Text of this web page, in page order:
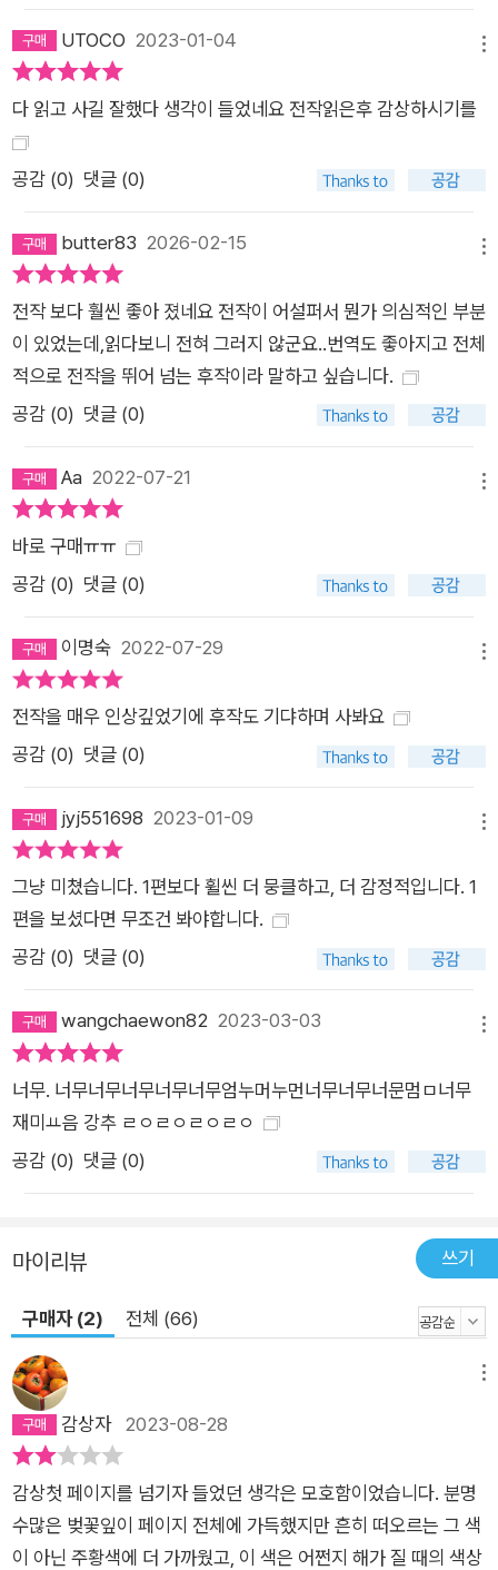
UTOCO 2023-01-04
다 읽고 사길 잘했다 생각이 들었네요 전작읽은후 감상하시기를
공감 (0) 댓글 (0)
butter83 2026-02-15
전작 보다 훨씬 좋아 졌네요 전작이 어설퍼서 뭔가 의심적인 부분
이 있었는데,읽다보니 전혀 그러지 않군요..번역도 좋아지고 전체
적으로 전작을 뛰어 넘는 후작이라 말하고 싶습니다.
공감 (0) 댓글 (0)
Aa 2022-07-21
바로 구매ㅠㅠ
공감 (0) 댓글 (0)
이명숙 2022-07-29
전작을 매우 인상깊었기에 후작도 기댜하며 사봐요
공감 (0) 댓글 (0)
jyj551698 2023-01-09
그냥 미쳤습니다. 1편보다 휠씬 더 뭉클하고, 더 감정적입니다. 1
편을 보셨다면 무조건 봐야합니다.
공감 (0) 댓글 (0)
wangchaewon82 2023-03-03
너무. 너무너무너무너무너무엄누머누먼너무너무너문멈ㅁ너무
재미ㅛ음 강추 ㄹㅇㄹㅇㄹㅇㄹㅇ
공감 (0) 댓글 (0)
마이리뷰 쓰기
구매자 (2) 전체 (66)
감상자2023-08-28
감상첫 페이지를 넘기자 들었던 생각은 모호함이었습니다. 분명
수많은 벚꽃잎이 페이지 전체에 가득했지만 흔히 떠오르는 그 색
이 아닌 주황색에 더 가까웠고, 이 색은 어쩐지 해가 질 때의 색상